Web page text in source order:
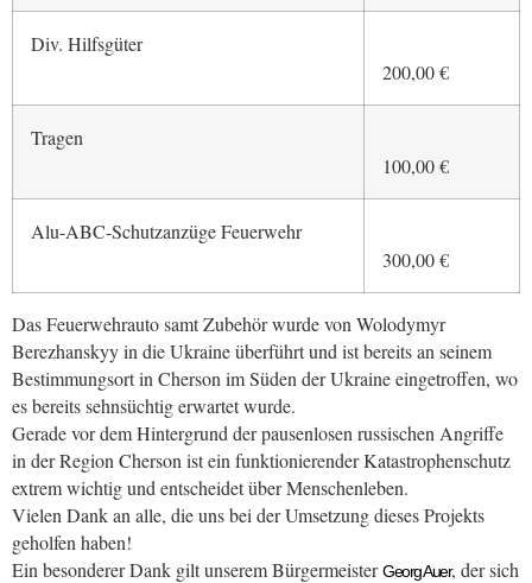
Div. Hilfsgüter
200,00 €
Tragen
100,00 €
Alu-ABC-Schutzanzüge Feuerwehr
300,00 €
Das Feuerwehrauto samt Zubehör wurde von Wolodymyr
Berezhanskyy in die Ukraine überführt und ist bereits an seinem
Bestimmungsort in Cherson im Süden der Ukraine eingetroffen, wo
es bereits sehnsüchtig erwartet wurde.
Gerade vor dem Hintergrund der pausenlosen russischen Angriffe
in der Region Cherson ist ein funktionierender Katastrophenschutz
extrem wichtig und entscheidet über Menschenleben.
Vielen Dank an alle, die uns bei der Umsetzung dieses Projekts
geholfen haben!
Ein besonderer Dank gilt unserem BürgermeisterGeorg Auer, der sich